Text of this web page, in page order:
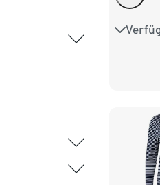
S 36/38